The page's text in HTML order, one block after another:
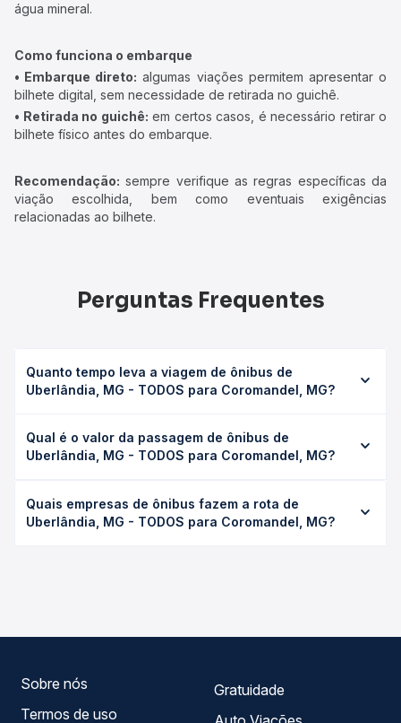
água mineral.
Como funciona o embarque
• Embarque direto: algumas viações permitem apresentar o
bilhete digital, sem necessidade de retirada no guichê.
• Retirada no guichê: em certos casos, é necessário retirar o
bilhete físico antes do embarque.
Recomendação: sempre verifique as regras específicas da
viação escolhida, bem como eventuais exigências
relacionadas ao bilhete.
Perguntas Frequentes
Quanto tempo leva a viagem de ônibus de
Uberlândia, MG - TODOS para Coromandel, MG?
Coromandel, MG leva em média 3h 43min, podendo variar
conforme a viação, o tipo de serviço (convencional,
duração exata de cada opção na data desejada.
Qual é o valor da passagem de ônibus de
Uberlândia, MG - TODOS para Coromandel, MG?
TODOS para Coromandel, MG custa em média R$ 71,83 e
varia conforme a data da viagem, a empresa, o tipo de
Quais empresas de ônibus fazem a rota de
Uberlândia, MG - TODOS para Coromandel, MG?
Sobre nós
Termos de uso
Gratuidade